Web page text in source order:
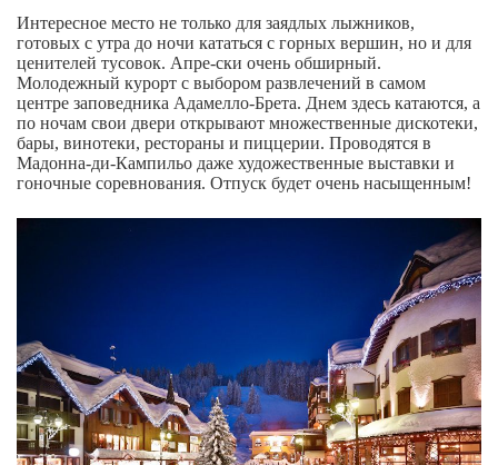
Интересное место не только для заядлых лыжников,
готовых с утра до ночи кататься с горных вершин, но и для
ценителей тусовок. Апре-ски очень обширный.
Молодежный курорт с выбором развлечений в самом
центре заповедника Адамелло-Брета. Днем здесь катаются, а
по ночам свои двери открывают множественные дискотеки,
бары, винотеки, рестораны и пиццерии. Проводятся в
Мадонна-ди-Кампильо даже художественные выставки и
гоночные соревнования. Отпуск будет очень насыщенным!